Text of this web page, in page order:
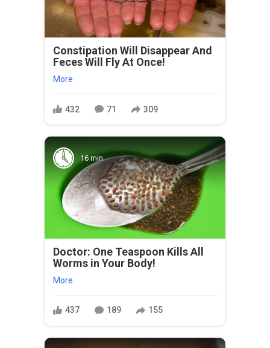
Constipation Will Disappear And
Feces Will Fly At Once!
More
432 71 309
16 min
Doctor: One Teaspoon Kills All
Worms in Your Body!
More
437 189 155